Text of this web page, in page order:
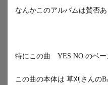
なんかこのアルバムは賛否あ
特にこの曲 YES NO のベー
この曲の本体は 草刈さんの